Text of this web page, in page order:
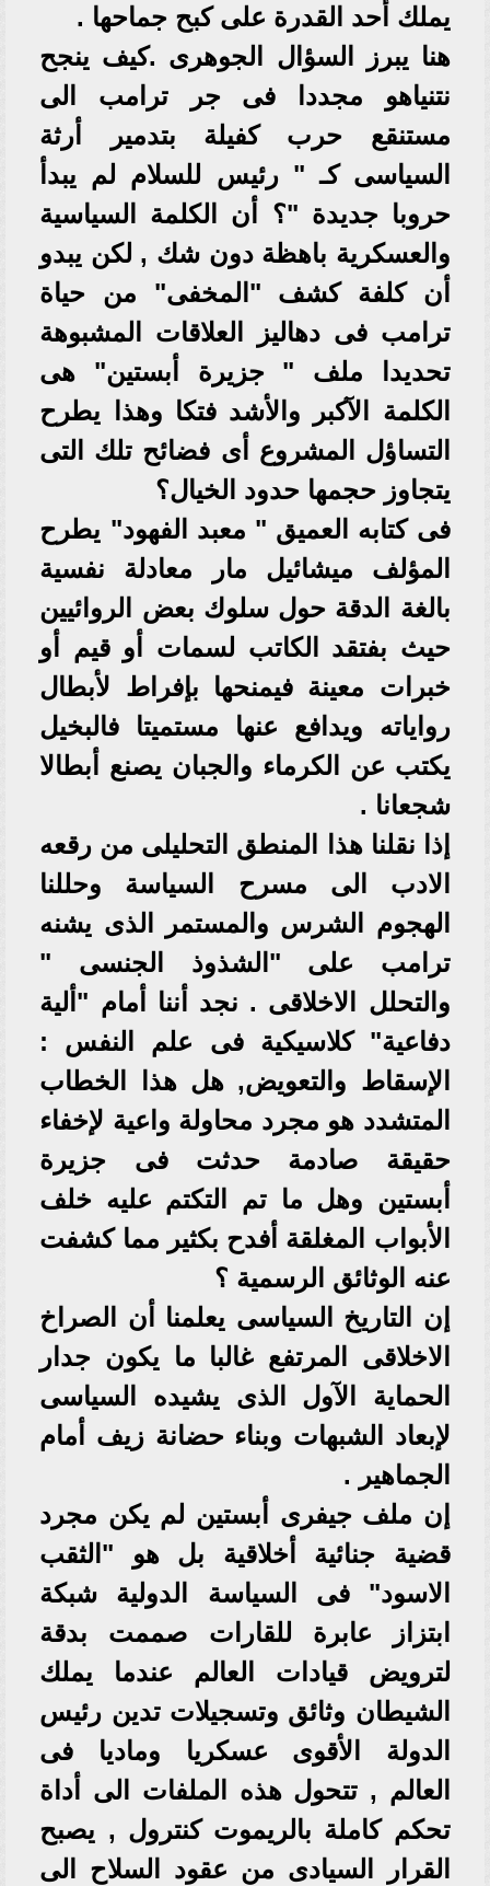
يملك أحد القدرة على كبح جماحها .
هنا يبرز السؤال الجوهرى .كيف ينجح
نتنياهو مجددا فى جر ترامب الى
مستنقع حرب كفيلة بتدمير أرثة
السياسى كـ " رئيس للسلام لم يبدأ
حروبا جديدة "؟ أن الكلمة السياسية
والعسكرية باهظة دون شك , لكن يبدو
أن كلفة كشف "المخفى" من حياة
ترامب فى دهاليز العلاقات المشبوهة
تحديدا ملف " جزيرة أبستين" هى
الكلمة الآكبر والأشد فتكا وهذا يطرح
التساؤل المشروع أى فضائح تلك التى
يتجاوز حجمها حدود الخيال؟
فى كتابه العميق " معبد الفهود" يطرح
المؤلف ميشائيل مار معادلة نفسية
بالغة الدقة حول سلوك بعض الروائيين
حيث بفتقد الكاتب لسمات أو قيم أو
خبرات معينة فيمنحها بإفراط لأبطال
رواياته ويدافع عنها مستميتا فالبخيل
يكتب عن الكرماء والجبان يصنع أبطالا
شجعانا .
إذا نقلنا هذا المنطق التحليلى من رقعه
الادب الى مسرح السياسة وحللنا
الهجوم الشرس والمستمر الذى يشنه
ترامب على "الشذوذ الجنسى "
والتحلل الاخلاقى . نجد أننا أمام "ألية
دفاعية" كلاسيكية فى علم النفس :
الإسقاط والتعويض, هل هذا الخطاب
المتشدد هو مجرد محاولة واعية لإخفاء
حقيقة صادمة حدثت فى جزيرة
أبستين وهل ما تم التكتم عليه خلف
الأبواب المغلقة أفدح بكثير مما كشفت
عنه الوثائق الرسمية ؟
إن التاريخ السياسى يعلمنا أن الصراخ
الاخلاقى المرتفع غالبا ما يكون جدار
الحماية الآول الذى يشيده السياسى
لإبعاد الشبهات وبناء حضانة زيف أمام
الجماهير .
إن ملف جيفرى أبستين لم يكن مجرد
قضية جنائية أخلاقية بل هو "الثقب
الاسود" فى السياسة الدولية شبكة
ابتزاز عابرة للقارات صممت بدقة
لترويض قيادات العالم عندما يملك
الشيطان وثائق وتسجيلات تدين رئيس
الدولة الأقوى عسكريا وماديا فى
العالم , تتحول هذه الملفات الى أداة
تحكم كاملة بالريموت كنترول , يصبح
القرار السيادى من عقود السلاح الى